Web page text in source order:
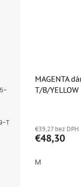
T
MAGENTA
T/B/YELLOW
produktu
je
z
€39,27 bez DPH
€48,30
M